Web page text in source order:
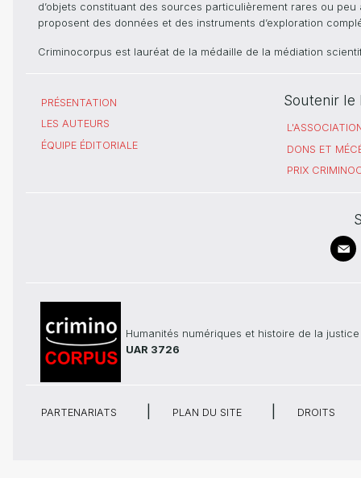
d’objets constituant des sources particulièrement rares ou
proposent des données et des instruments d’exploration
Criminocorpus est lauréat de la médaille de la médiation
PRÉSENTATION
LES AUTEURS
ÉQUIPE ÉDITORIALE
Soutenir le
DONS ET
PRIX
Humanités numériques et histoire de la justice
UAR 3726
PARTENARIATS PLAN DU SITE DROITS